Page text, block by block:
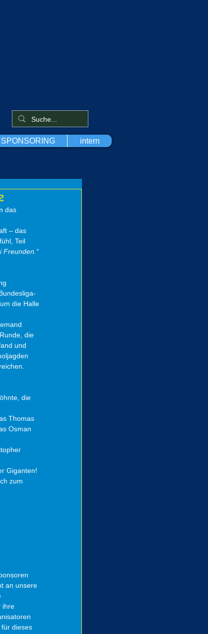
SPONSORING intern
das
– das
Teil
Freunden.“
die Halle
die
und
die
Thomas
Osman
Giganten!
zum
an unsere
ihre
dieses